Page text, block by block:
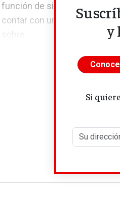
función de si la renovación
contar con una estimación
y
Si